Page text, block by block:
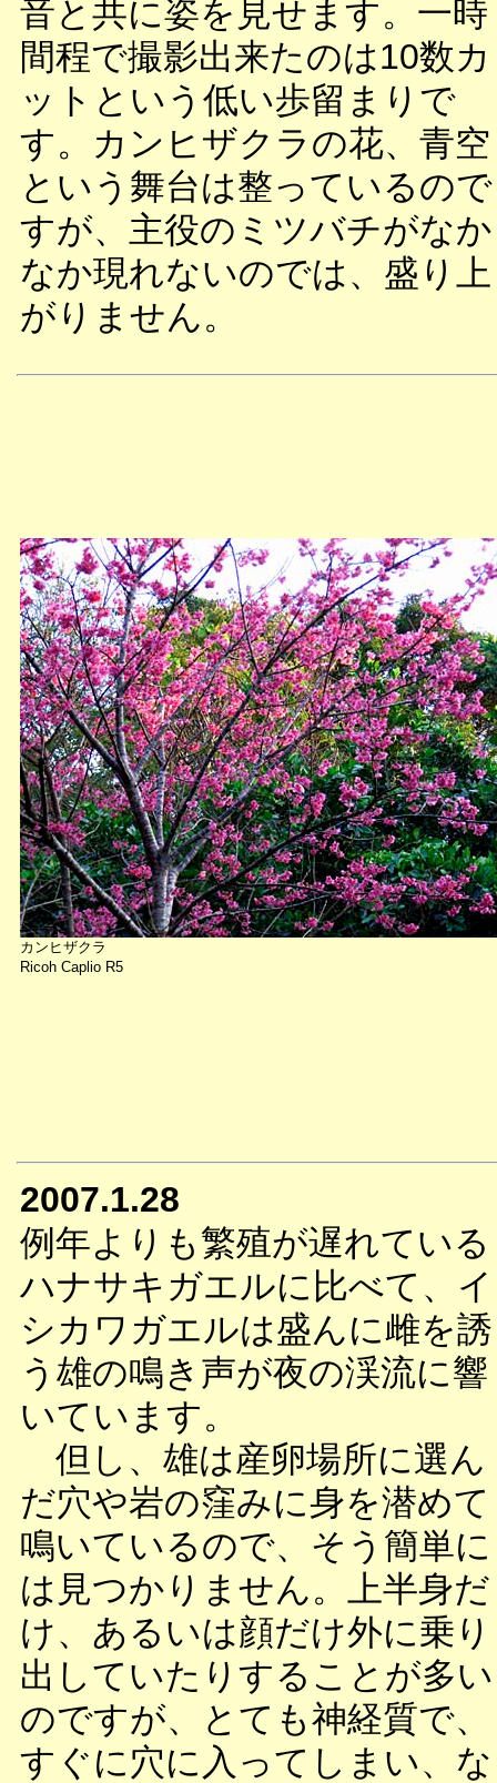
音と共に姿を見せます。一時
間程で撮影出来たのは10数カ
ットという低い歩留まりで
す。カンヒザクラの花、青空
という舞台は整っているので
すが、主役のミツバチがなか
なか現れないのでは、盛り上
がりません。
カンヒザクラ
Ricoh Caplio R5
2007.1.28
例年よりも繁殖が遅れている
ハナサキガエルに比べて、イ
シカワガエルは盛んに雌を誘
う雄の鳴き声が夜の渓流に響
いています。
但し、雄は産卵場所に選ん
だ穴や岩の窪みに身を潜めて
鳴いているので、そう簡単に
は見つかりません。上半身だ
け、あるいは顔だけ外に乗り
出していたりすることが多い
のですが、とても神経質で、
すぐに穴に入ってしまい、な